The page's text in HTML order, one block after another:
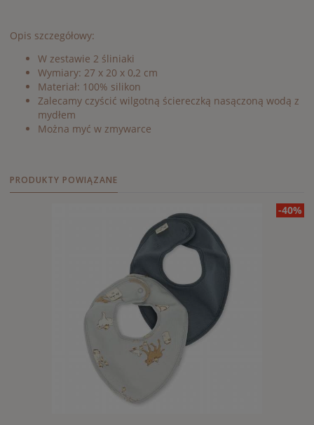
Opis szczegółowy:
W zestawie 2 śliniaki
Wymiary: 27 x 20 x 0,2 cm
Materiał: 100% silikon
Zalecamy czyścić wilgotną ściereczką nasączoną wodą z
mydłem
Można myć w zmywarce
PRODUKTY POWIĄZANE
-40%